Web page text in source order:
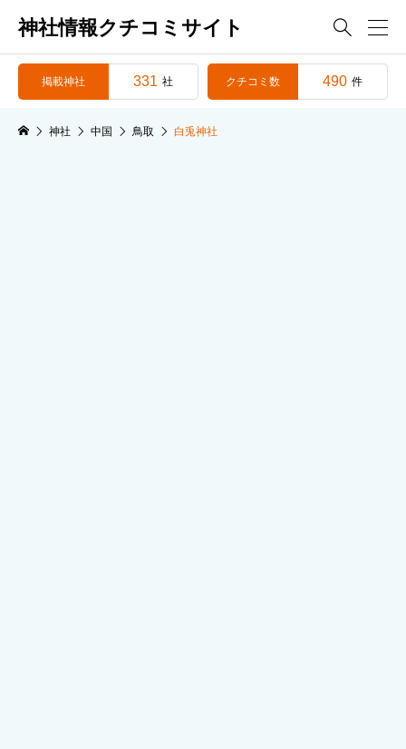
神社情報クチコミサイト 
掲載神社 331 社 クチコミ数 490 件
神社 中国 鳥取 白兎神社